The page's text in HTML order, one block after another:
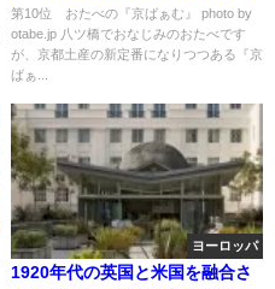
10選
第10位 おたべの『京ばぁむ』 photo by
otabe.jp 八ツ橋でおなじみのおたべです
が、京都土産の新定番になりつつある『京
ばぁ...
ヨーロッパ
1920年代の英国と米国を融合さ